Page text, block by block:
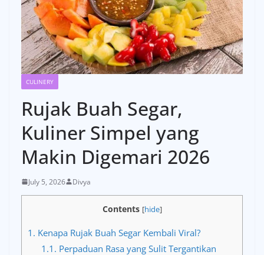
CULINERY
Rujak Buah Segar,
Kuliner Simpel yang
Makin Digemari 2026
July 5, 2026 Divya
Contents [hide]
1. Kenapa Rujak Buah Segar Kembali Viral?
1.1. Perpaduan Rasa yang Sulit Tergantikan